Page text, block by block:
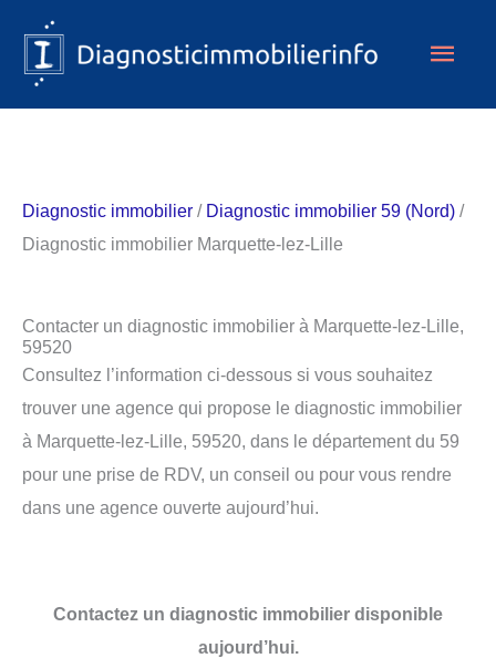
contenu
Diagnostic immobilier / Diagnostic immobilier 59 (Nord) /
Diagnostic immobilier Marquette-lez-Lille
Contacter un diagnostic immobilier à Marquette-lez-Lille,
59520
Consultez l’information ci-dessous si vous souhaitez
trouver une agence qui propose le diagnostic immobilier
à Marquette-lez-Lille, 59520, dans le département du 59
pour une prise de RDV, un conseil ou pour vous rendre
dans une agence ouverte aujourd’hui.
Contactez un diagnostic immobilier disponible
aujourd’hui.